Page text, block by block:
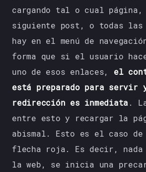
cargando tal o cual
siguiente post, o todas las
hay en el menú de
forma que si el usuario
uno de esos enlaces, el
está preparado para servir
redirección es inmediata .
entre esto y recargar la
abismal. Esto es el caso de
flecha roja. Es decir, nada
la web, se inicia una